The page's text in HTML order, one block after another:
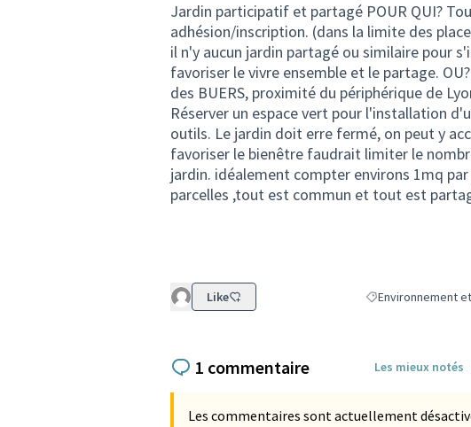
Jardin participatif et partagé POUR QUI?
adhésion/inscription. (dans la limite des
il n'y aucun jardin partagé ou similaire pour
favoriser le vivre ensemble et le partage.
des BUERS, proximité du périphérique de
Réserver un espace vert pour l'installation
outils. Le jardin doit erre fermé, on peut y
favoriser le bienêtre faudrait limiter le
jardin. idéalement compter environs 1mq
parcelles ,tout est commun et tout est
Like Filtrer les résultats
Environnement
1 commentaire Les mieux notés
Les commentaires sont actuellement